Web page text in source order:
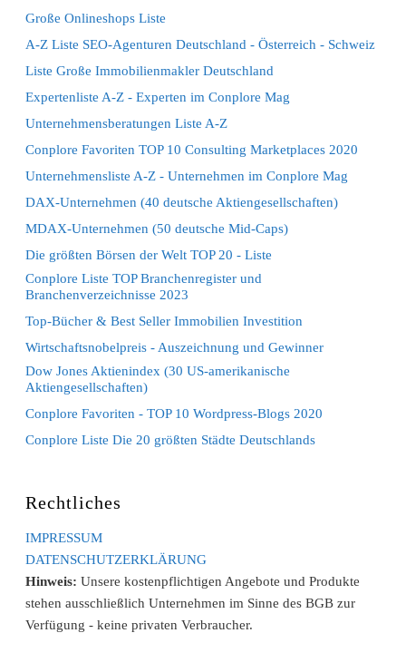
Große Onlineshops Liste
A-Z Liste SEO-Agenturen Deutschland - Österreich - Schweiz
Liste Große Immobilienmakler Deutschland
Expertenliste A-Z - Experten im Conplore Mag
Unternehmensberatungen Liste A-Z
Conplore Favoriten TOP 10 Consulting Marketplaces 2020
Unternehmensliste A-Z - Unternehmen im Conplore Mag
DAX-Unternehmen (40 deutsche Aktiengesellschaften)
MDAX-Unternehmen (50 deutsche Mid-Caps)
Die größten Börsen der Welt TOP 20 - Liste
Conplore Liste TOP Branchenregister und
Branchenverzeichnisse 2023
Top-Bücher & Best Seller Immobilien Investition
Wirtschaftsnobelpreis - Auszeichnung und Gewinner
Dow Jones Aktienindex (30 US-amerikanische
Aktiengesellschaften)
Conplore Favoriten - TOP 10 Wordpress-Blogs 2020
Conplore Liste Die 20 größten Städte Deutschlands
Rechtliches
IMPRESSUM
DATENSCHUTZERKLÄRUNG
Hinweis: Unsere kostenpflichtigen Angebote und Produkte
stehen ausschließlich Unternehmen im Sinne des BGB zur
Verfügung - keine privaten Verbraucher.